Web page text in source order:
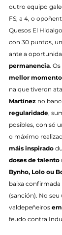
outro equipo
FS; a 4, o
Quesos El
con 30 puntos, un
ante a
permanencia.
mellor momento
na que tiveron
Martínez no
regularidade,
posibles, con só
o máximo
máis inspirado
doses de talento
Bynho, Lolo ou
baixa confirmada
(sanción). No
valdepeñeiros
feudo contra